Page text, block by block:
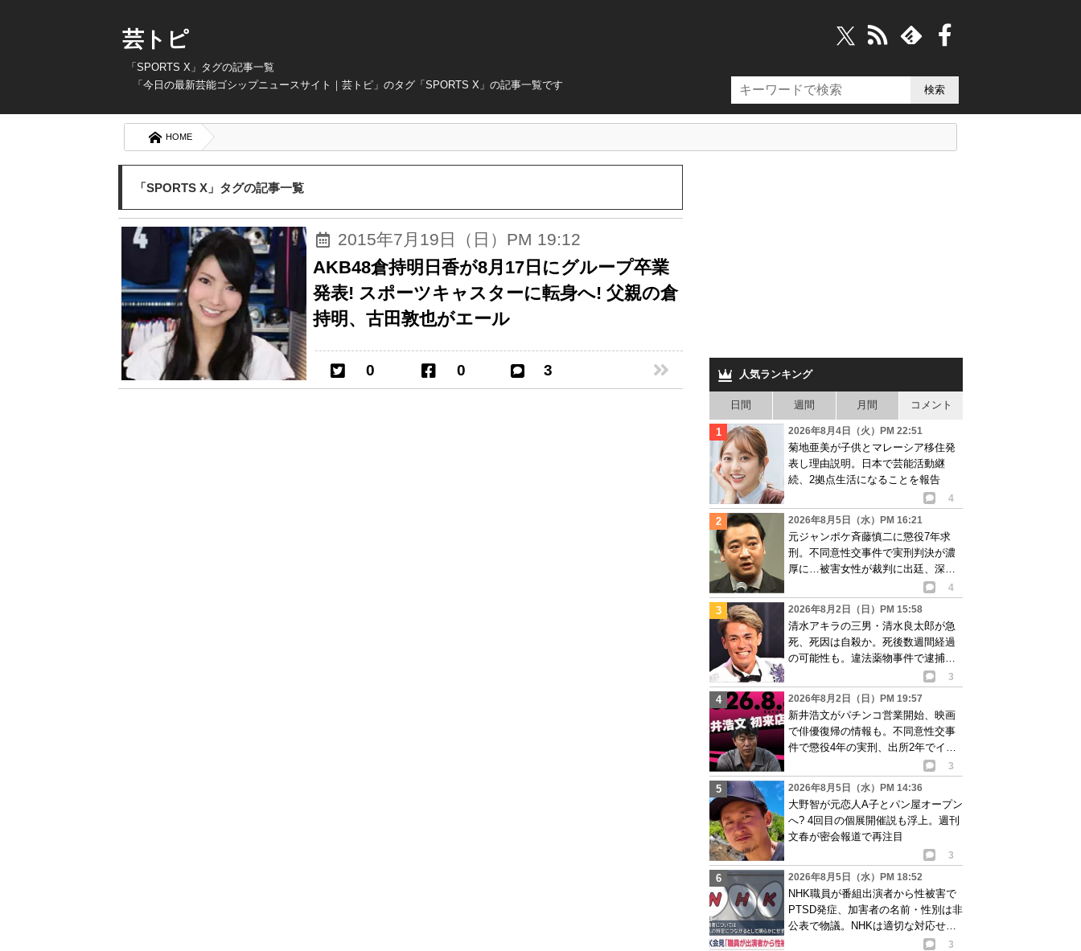
芸トピ
「SPORTS X」タグの記事一覧
「今日の最新芸能ゴシップニュースサイト｜芸トピ」のタグ「SPORTS X」の記事一覧です
HOME
「SPORTS X」タグの記事一覧
2015年7月19日（日）PM 19:12
AKB48倉持明日香が8月17日にグループ卒業
発表! スポーツキャスターに転身へ! 父親の倉
持明、古田敦也がエール
0 0 3 人気ランキング
日間 週間 月間 コメント
2026年8月4日（火）PM 22:51
菊地亜美が子供とマレーシア移住発
表し理由説明。日本で芸能活動継
続、2拠点生活になることを報告
4
2026年8月5日（水）PM 16:21
元ジャンポケ斉藤慎二に懲役7年求
刑。不同意性交事件で実刑判決が濃
厚に…被害女性が裁判に出廷、深刻
4
2026年8月2日（日）PM 15:58
清水アキラの三男・清水良太郎が急
死、死因は自殺か。死後数週間経過
の可能性も。違法薬物事件で逮捕、
3
2026年8月2日（日）PM 19:57
新井浩文がパチンコ営業開始、映画
で俳優復帰の情報も。不同意性交事
件で懲役4年の実刑、出所2年でイベ
3
2026年8月5日（水）PM 14:36
大野智が元恋人A子とパン屋オープン
へ? 4回目の個展開催説も浮上。週刊
文春が密会報道で再注目
3
2026年8月5日（水）PM 18:52
NHK職員が番組出演者から性被害で
PTSD発症、加害者の名前・性別は非
公表で物議。NHKは適切な対応せず
3